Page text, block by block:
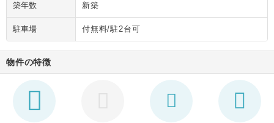
築年数 新築
駐車場 付無料/駐2台可
物件の特徴